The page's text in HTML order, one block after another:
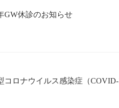
GW休診のお知らせ
コロナウイルス感染症（